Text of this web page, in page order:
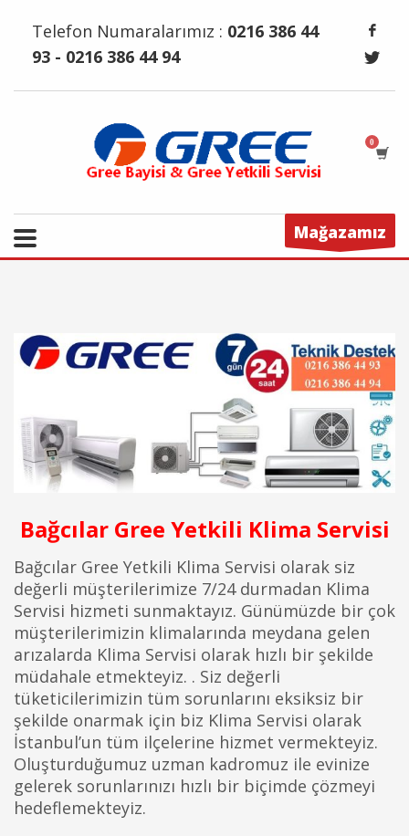
Telefon Numaralarımız : 0216 386 44
93 - 0216 386 44 94
Mağazamız
Bağcılar Gree Yetkili Klima Servisi
Bağcılar Gree Yetkili Klima Servisi olarak siz
değerli müşterilerimize 7/24 durmadan Klima
Servisi hizmeti sunmaktayız. Günümüzde bir çok
müşterilerimizin klimalarında meydana gelen
arızalarda Klima Servisi olarak hızlı bir şekilde
müdahale etmekteyiz. . Siz değerli
tüketicilerimizin tüm sorunlarını eksiksiz bir
şekilde onarmak için biz Klima Servisi olarak
İstanbul’un tüm ilçelerine hizmet vermekteyiz.
Oluşturduğumuz uzman kadromuz ile evinize
gelerek sorunlarınızı hızlı bir biçimde çözmeyi
hedeflemekteyiz.